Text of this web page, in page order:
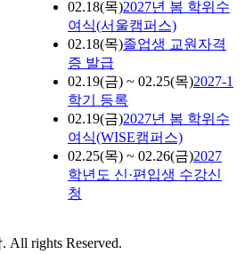
02.18(목)2027년 봄 학위수
여식(서울캠퍼스)
02.18(목)졸업생 교원자격
증 발급
02.19(금) ~ 02.25(목)2027-1
학기 등록
02.19(금)2027년 봄 학위수
여식(WISE캠퍼스)
02.25(목) ~ 02.26(금)2027
학년도 신·편입생 수강신
청
rights Reserved.